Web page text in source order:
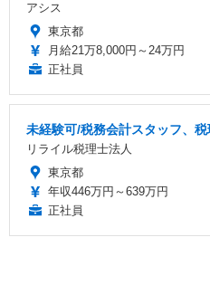
アシス
東京都
月給21万8,000円～24万円
正社員
未経験可/税務会計スタッフ、
リライル税理士法人
東京都
年収446万円～639万円
正社員